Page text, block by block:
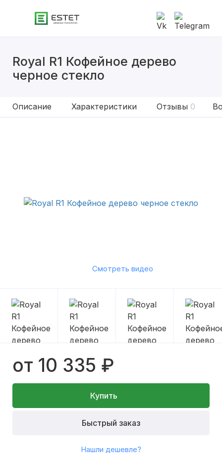
Royal R1 Кофейное дерево
черное стекло
Описание Характеристики Отзывы 0
Смотреть видео
от 10 335 ₽
Купить
Быстрый заказ
Нашли дешевле?